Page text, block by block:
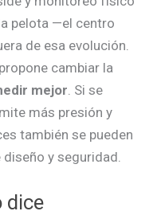
pelota —el centro
de esa evolución.
cambiar la
mejor . Si se
más presión y
también se pueden
y seguridad.
dice